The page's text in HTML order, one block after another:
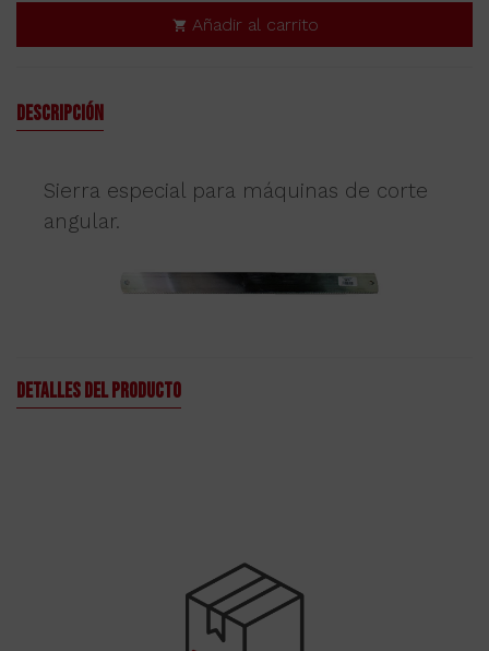
Añadir al carrito
Descripción
Sierra especial para máquinas de corte
angular.
Detalles del producto